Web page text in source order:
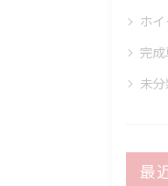
ホ
完
未分
最